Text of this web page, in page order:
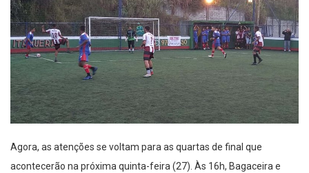
Agora, as atenções se voltam para as quartas de final que
acontecerão na próxima quinta-feira (27). Às 16h, Bagaceira e